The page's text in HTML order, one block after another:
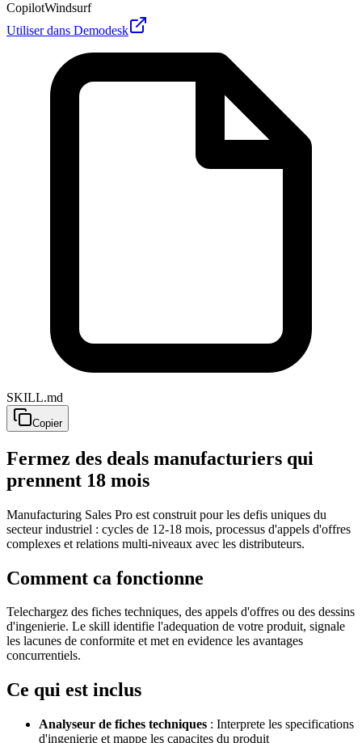
CopilotWindsurf
Utiliser dans Demodesk
SKILL.md
Copier
Fermez des deals manufacturiers qui
prennent 18 mois
Manufacturing Sales Pro est construit pour les defis uniques du
secteur industriel : cycles de 12-18 mois, processus d'appels d'offres
complexes et relations multi-niveaux avec les distributeurs.
Comment ca fonctionne
Telechargez des fiches techniques, des appels d'offres ou des dessins
d'ingenierie. Le skill identifie l'adequation de votre produit, signale
les lacunes de conformite et met en evidence les avantages
concurrentiels.
Ce qui est inclus
Analyseur de fiches techniques : Interprete les specifications
d'ingenierie et mappe les capacites du produit